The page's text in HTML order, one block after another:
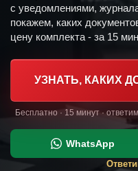
с уведомлениями,
покажем, каких
цену комплекта - за 15
УЗНАТЬ, КАКИХ
Бесплатно · 15 минут ·
WhatsApp